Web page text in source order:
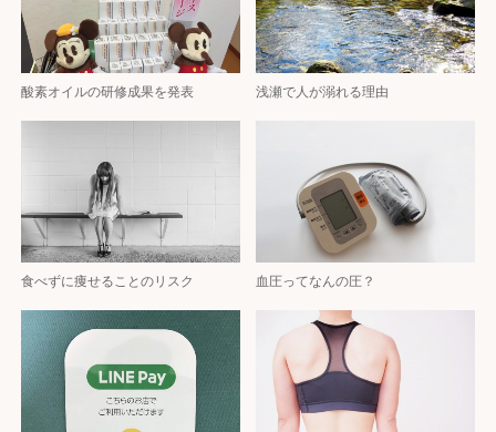
酸素オイルの研修成果を発表 浅瀬で人が溺れる理由
食べずに痩せることのリスク 血圧ってなんの圧？